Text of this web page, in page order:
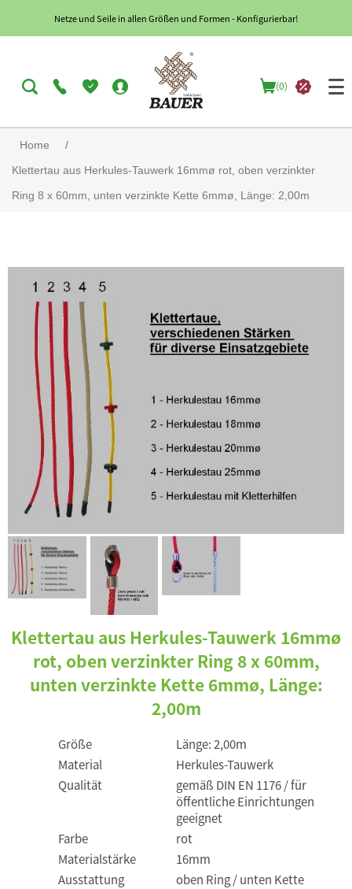
Netze und Seile in allen Größen und Formen - Konfigurierbar!
(0)
Home
/
Klettertau aus Herkules-Tauwerk 16mmø rot, oben verzinkter
Ring 8 x 60mm, unten verzinkte Kette 6mmø, Länge: 2,00m
Klettertau aus Herkules-Tauwerk 16mmø
rot, oben verzinkter Ring 8 x 60mm,
unten verzinkte Kette 6mmø, Länge:
2,00m
Größe
Länge: 2,00m
Material
Herkules-Tauwerk
Qualität
gemäß DIN EN 1176 / für
öffentliche Einrichtungen
geeignet
Farbe
rot
Materialstärke
16mm
Ausstattung
oben Ring / unten Kette